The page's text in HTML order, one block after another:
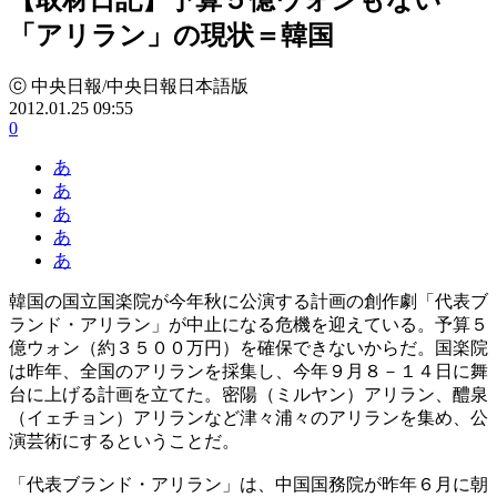
「アリラン」の現状＝韓国
ⓒ 中央日報/中央日報日本語版
2012.01.25 09:55
0
あ
あ
あ
あ
あ
韓国の国立国楽院が今年秋に公演する計画の創作劇「代表ブ
ランド・アリラン」が中止になる危機を迎えている。予算５
億ウォン（約３５００万円）を確保できないからだ。国楽院
は昨年、全国のアリランを採集し、今年９月８－１４日に舞
台に上げる計画を立てた。密陽（ミルヤン）アリラン、醴泉
（イェチョン）アリランなど津々浦々のアリランを集め、公
演芸術にするということだ。
「代表ブランド・アリラン」は、中国国務院が昨年６月に朝